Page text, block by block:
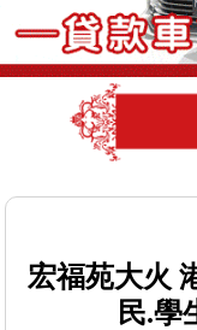
宏福苑大火
民.學